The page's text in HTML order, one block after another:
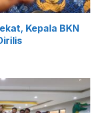
Kepala BKN